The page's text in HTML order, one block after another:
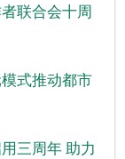
联合会十周
式推动都市
三周年 助力